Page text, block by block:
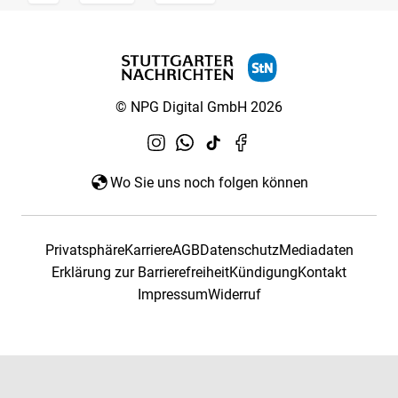
© NPG Digital GmbH 2026
Wo Sie uns noch folgen können
PrivatsphäreKarriereAGBDatenschutzMediadaten
Erklärung zur BarrierefreiheitKündigungKontakt
ImpressumWiderruf